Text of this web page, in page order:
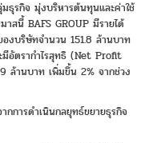
ธุรกิจ มุ่งบริหารต้นทุนและค่าใช้
าสนี้ BAFS GROUP มีรายได้
งบริษัทจำนวน 151.8 ล้านบาท
อัตรากำไรสุทธิ (Net Profit
ล้านบาท เพิ่มขึ้น 2% จากช่วง
กการดำเนินกลยุทธ์ขยายธุรกิจ